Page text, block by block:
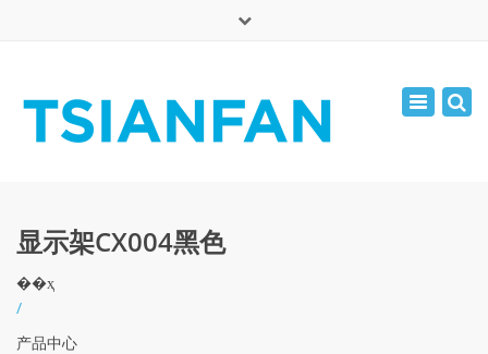
周一 - 周六: 7:00 - 17:00
Toggle
显示架CX004黑色
��ҳ
/
产品中心